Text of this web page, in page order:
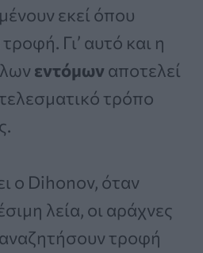
εκεί όπου
Γι’ αυτό και η
εντόμων αποτελεί
τρόπο
ο Dihonov, όταν
λεία, οι αράχνες
τροφή